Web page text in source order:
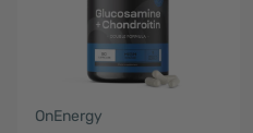
OnEnergy